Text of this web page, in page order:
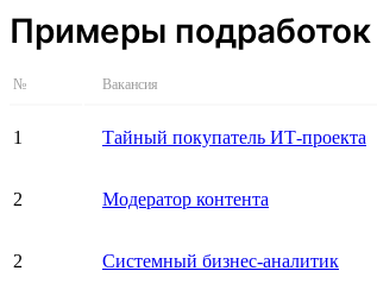
Примеры подработок
№ Вакансия
1 Тайный покупатель ИТ-проекта
2 Модератор контента
2 Системный бизнес-аналитик